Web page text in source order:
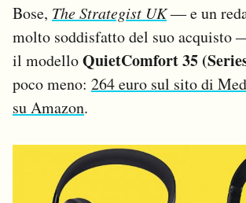
Bose, The Strategist UK― e un
molto soddisfatto del suo acquisto
il modelloQuietComfort 35
poco meno: 264 euro sul sito di
su Amazon.